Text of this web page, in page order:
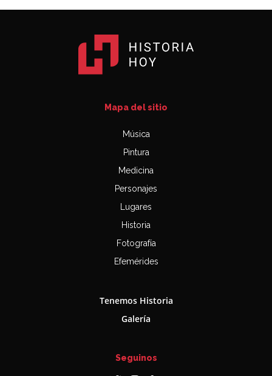
Mapa del sitio
Música
Pintura
Medicina
Personajes
Lugares
Historia
Fotografía
Efemérides
Tenemos Historia
Galería
Seguinos